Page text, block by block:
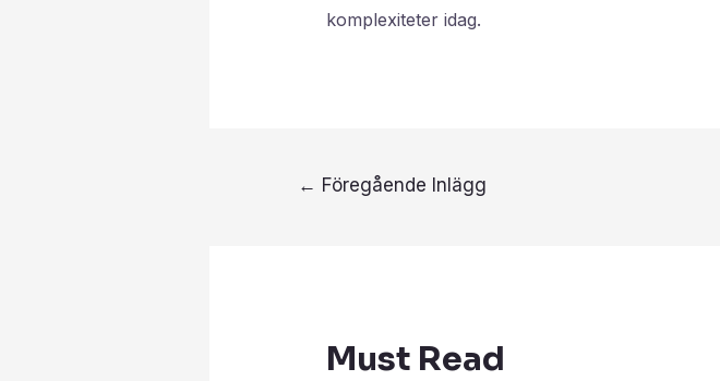
komplexiteter idag.
← Föregående Inlägg
Must Read